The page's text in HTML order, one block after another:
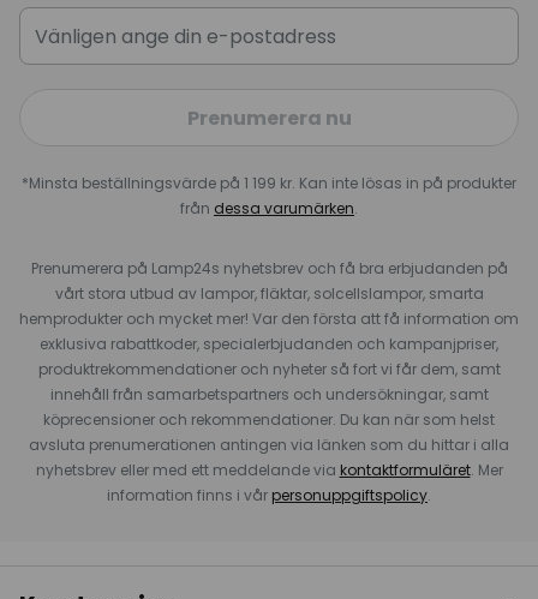
Prenumerera nu
*Minsta beställningsvärde på 1 199 kr. Kan inte lösas in på produkter
från dessa varumärken.
Prenumerera på Lamp24s nyhetsbrev och få bra erbjudanden på
vårt stora utbud av lampor, fläktar, solcellslampor, smarta
hemprodukter och mycket mer! Var den första att få information om
exklusiva rabattkoder, specialerbjudanden och kampanjpriser,
produktrekommendationer och nyheter så fort vi får dem, samt
innehåll från samarbetspartners och undersökningar, samt
köprecensioner och rekommendationer. Du kan när som helst
avsluta prenumerationen antingen via länken som du hittar i alla
nyhetsbrev eller med ett meddelande via kontaktformuläret. Mer
information finns i vår personuppgiftspolicy.